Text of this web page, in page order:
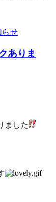
らせ
ありま
ました